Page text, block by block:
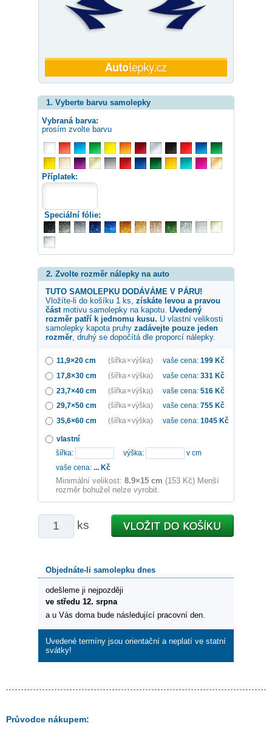
1. Vyberte barvu samolepky
Vybraná barva:
prosím zvolte barvu
Příplatek:
Speciální fólie:
2. Zvolte rozměr nálepky na auto
TUTO SAMOLEPKU DODÁVÁME V PÁRU!
Vložíte-li do košíku 1 ks, získáte levou a pravou
částmotivu samolepky na kapotu. Uvedený
rozměr patří k jednomu kusu. U vlastní velikosti
samolepky kapota pruhy zadávejte pouze jeden
rozměr, druhý se dopočítá dle proporcí nálepky.
11,9×20 cm (šířka × výška) vaše cena: 199 Kč
17,8×30 cm
(šířka × výška) vaše cena: 331 Kč
23,7×40 cm
(šířka × výška) vaše cena: 516 Kč
29,7×50 cm
(šířka × výška) vaše cena: 755 Kč
35,6×60 cm
(šířka × výška) vaše cena: 1045 Kč
vlastní
šířka:
výška:
v cm
vaše cena: ... Kč
Minimální velikost: 8.9×15 cm (153 Kč) Menší
rozměr bohužel nelze vyrobit.
ks
Objednáte-li samolepku dnes
odešleme ji nejpozději
ve středu 12. srpna
a u Vás doma bude následující pracovní den.
Uvedené termíny jsou orientační a neplatí ve statní
svátky!
Průvodce nákupem: